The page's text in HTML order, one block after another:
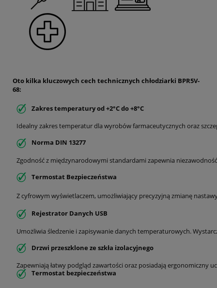
Oto kilka kluczowych cech technicznych chłodziarki BPR5V-
68:
Zakres temperatury od +2°C do +8°C
Idealny zakres temperatur dla wyrobów farmaceutycznych oraz
Norma DIN 13277
Zgodność z międzynarodowymi standardami zapewnia
Termostat Bezpieczeństwa
Z cyfrowym wyświetlaczem, umożliwiający precyzyjną zmianę
Rejestrator Danych USB
Umożliwia śledzenie i zapisywanie danych temperaturowych.
Drzwi przeszklone ze szkła izolacyjnego
Zapewniają łatwy podgląd zawartości oraz posiadają ergonomiczny
Termostat bezpieczeństwa